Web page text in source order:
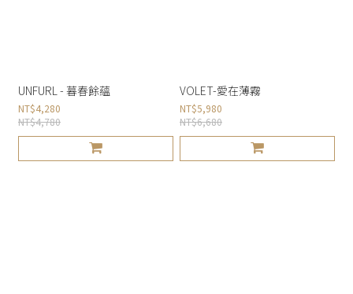
UNFURL - 暮春餘蘊
NT$4,280
NT$4,780
VOLET-愛在薄霧
NT$5,980
NT$6,680